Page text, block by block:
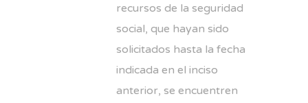
recursos de la seguridad
social, que hayan sido
solicitados hasta la fecha
indicada en el inciso
anterior, se encuentren